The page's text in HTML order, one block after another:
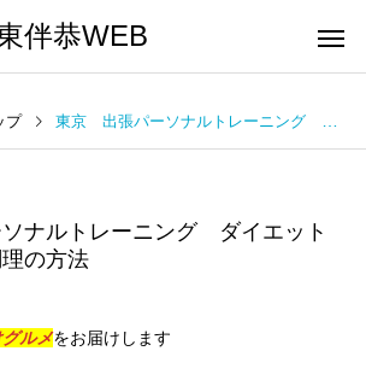
伴恭WEB
プ 東京 出張パーソナルトレーニング ダイエットに最適な簡単調理の方法
ナルトレーニング ダイエット
の方法
ルメをお届けします